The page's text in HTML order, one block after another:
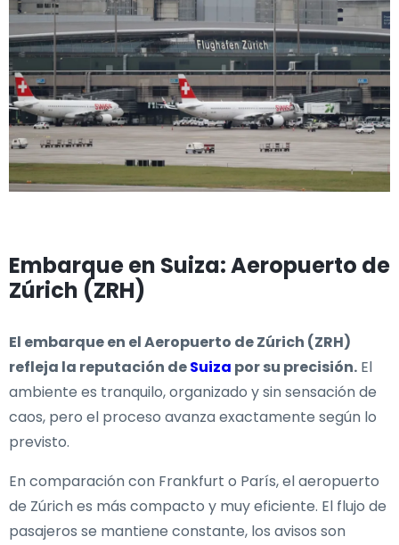
Embarque en Suiza: Aeropuerto de
Zúrich (ZRH)
El embarque en el Aeropuerto de Zúrich (ZRH)
refleja la reputación deSuiza por su precisión. El
ambiente es tranquilo, organizado y sin sensación de
caos, pero el proceso avanza exactamente según lo
previsto.
En comparación con Frankfurt o París, el aeropuerto
de Zúrich es más compacto y muy eficiente. El flujo de
pasajeros se mantiene constante, los avisos son